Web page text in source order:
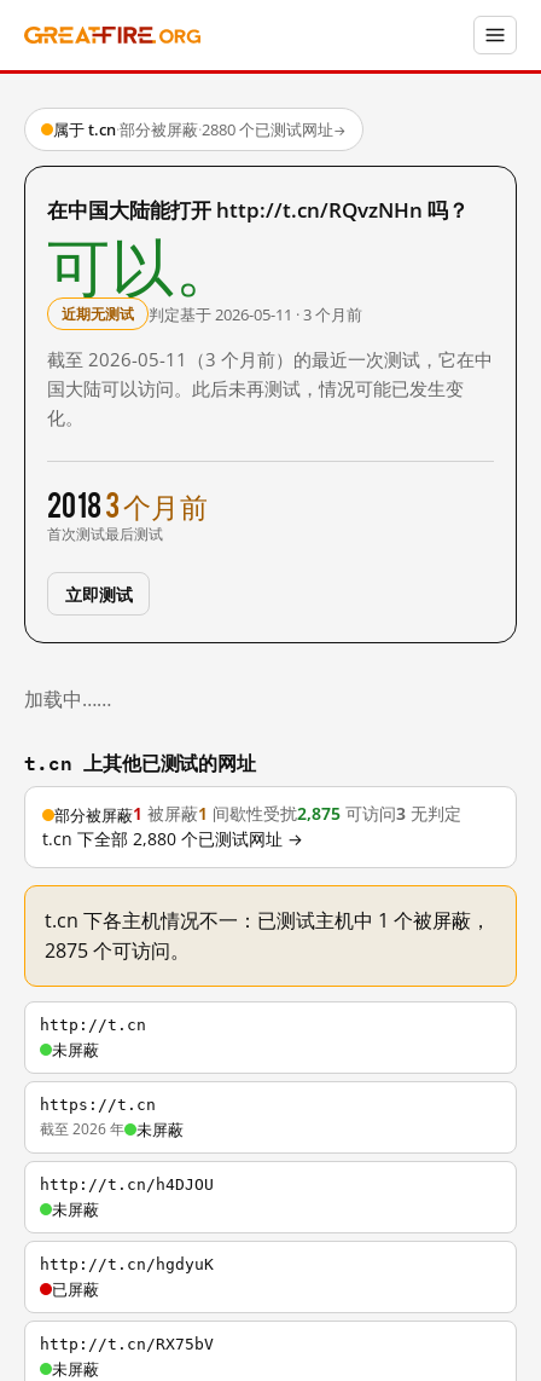
属于 t.cn·部分被屏蔽·2880 个已测试网址→
在中国大陆能打开 http://t.cn/RQvzNHn 吗？
可以。
近期无测试 判定基于 2026-05-11 · 3 个月前
截至 2026-05-11（3 个月前）的最近一次测试，它在中
国大陆可以访问。此后未再测试，情况可能已发生变
化。
2018
首次测试
3 个月前
最后测试
立即测试
加载中……
t.cn 上其他已测试的网址
部分被屏蔽1 被屏蔽1 间歇性受扰2,875 可访问3 无判定
t.cn 下全部 2,880 个已测试网址 →
t.cn 下各主机情况不一：已测试主机中 1 个被屏蔽，
2875 个可访问。
http://t.cn
未屏蔽
https://t.cn
截至 2026 年 未屏蔽
http://t.cn/h4DJOU
未屏蔽
http://t.cn/hgdyuK
已屏蔽
http://t.cn/RX75bV
未屏蔽